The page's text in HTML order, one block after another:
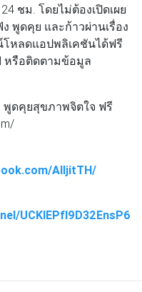
ชม. โดยไม่ต้องเปิดเผย
พูดคุย และก้าวผ่านเรื่อง
โหลดแอปพลิเคชันได้ฟรี
หรือติดตามข้อมูล
พูดคุยสุขภาพจิตใจ ฟรี
AlljitTH/
UCKIEPfI9D32EnsP6